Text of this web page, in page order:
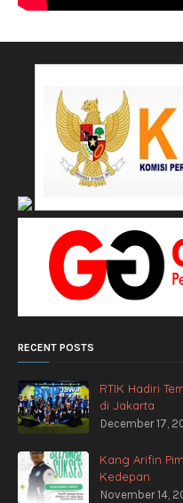
RECENT POSTS
RTIK Hadiri
di Jakarta
December 17,
Kang Arifin
Kedepan
November 14,